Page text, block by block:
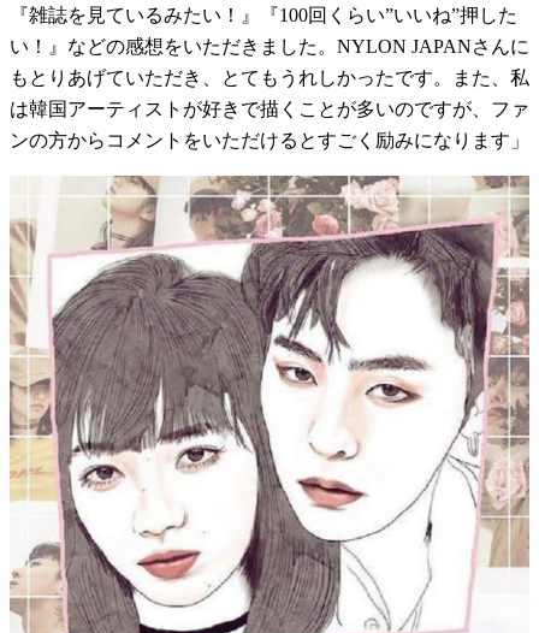
『雑誌を見ているみたい！』『100回くらい”いいね”押した
い！』などの感想をいただきました。NYLON JAPANさんに
もとりあげていただき、とてもうれしかったです。また、私
は韓国アーティストが好きで描くことが多いのですが、ファ
ンの方からコメントをいただけるとすごく励みになります」